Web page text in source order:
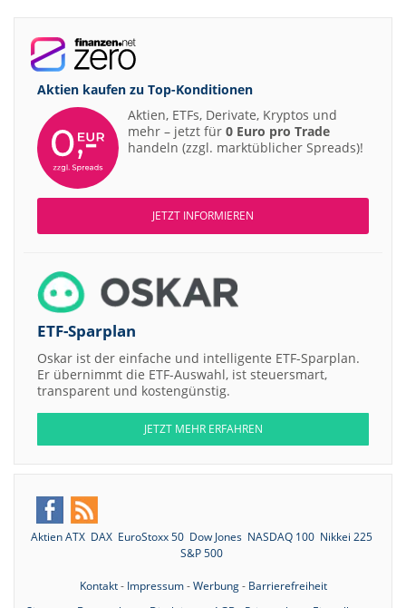
Aktien kaufen zu Top-Konditionen
Aktien, ETFs, Derivate, Kryptos und
mehr – jetzt für 0 Euro pro Trade
handeln (zzgl. marktüblicher Spreads)!
JETZT INFORMIEREN
ETF-Sparplan
Oskar ist der einfache und intelligente ETF-Sparplan.
Er übernimmt die ETF-Auswahl, ist steuersmart,
transparent und kostengünstig.
JETZT MEHR ERFAHREN
Aktien ATX DAX EuroStoxx 50 Dow Jones NASDAQ 100 Nikkei 225
S&P 500
Kontakt- Impressum-Werbung- Barrierefreiheit